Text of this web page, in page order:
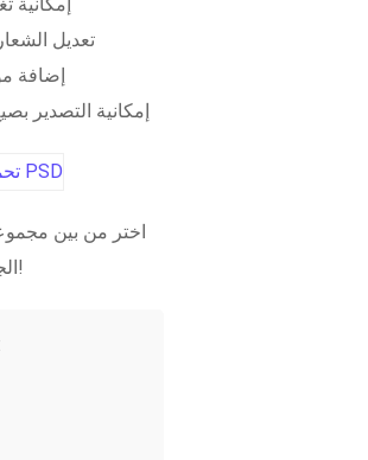
تعديل
إضافة
إمكانية التصدير
اختر من بين
الجاهزة للاستخدام الفوري!